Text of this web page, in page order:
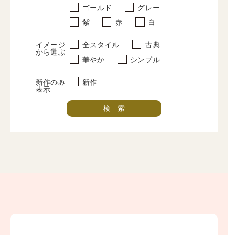
レンタルプラン
写真だけの卒業式
紋付袴
すべて
レンタルプラン
ゴールド
グレー
紫
赤 白
イメージ
から選ぶ
全スタイル
古典
華やか
シンプル
新作のみ
表示
新作